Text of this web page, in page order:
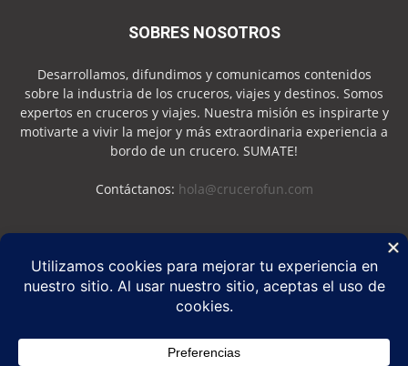
SOBRES NOSOTROS
Desarrollamos, difundimos y comunicamos contenidos
sobre la industria de los cruceros, viajes y destinos. Somos
expertos en cruceros y viajes. Nuestra misión es inspirarte y
motivarte a vivir la mejor y más extraordinaria experiencia a
bordo de un crucero. SUMATE!
Contáctanos: hola@crucerofun.com
SEGUINOS